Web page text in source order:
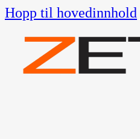
Hopp til hovedinnhold